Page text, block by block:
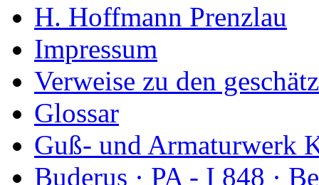
H. Hoffmann Prenzlau
Impressum
Verweise zu den
Glossar
Guß- und Armaturwerk
Buderus · PA - I 848 ·